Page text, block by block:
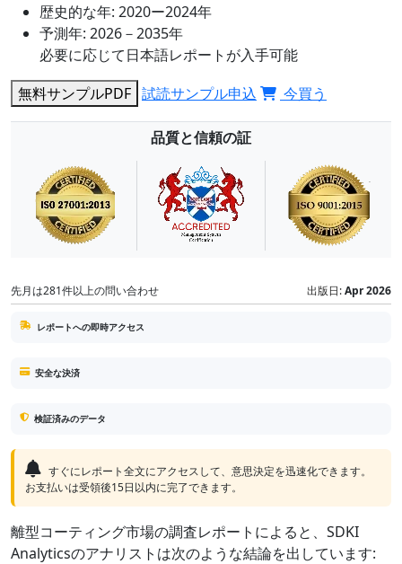
歴史的な年: 2020ー2024年
予測年: 2026－2035年
必要に応じて日本語レポートが入手可能
無料サンプルPDF 試読サンプル申込 今買う
品質と信頼の証
先月は281件以上の問い合わせ 出版日:Apr 2026
レポートへの即時アクセス
安全な決済
検証済みのデータ
すぐにレポート全文にアクセスして、意思決定を迅速化できます。
お支払いは受領後15日以内に完了できます。
離型コーティング市場の調査レポートによると、SDKI
Analyticsのアナリストは次のような結論を出しています: